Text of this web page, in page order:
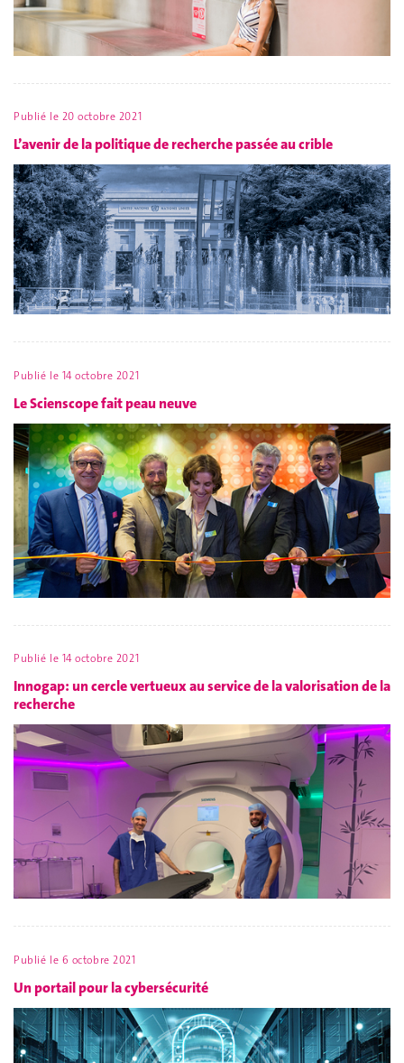
Publié le 20 octobre 2021
L’avenir de la politique de recherche passée au crible
Publié le 14 octobre 2021
Le Scienscope fait peau neuve
Publié le 14 octobre 2021
Innogap: un cercle vertueux au service de la valorisation de la
recherche
Publié le 6 octobre 2021
Un portail pour la cybersécurité